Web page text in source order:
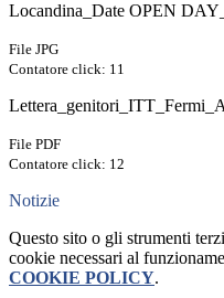
Locandina_Date OPEN
File JPG
Contatore click: 11
File PDF
Contatore click: 12
Notizie
Questo sito o gli strumenti
cookie necessari al
COOKIE POLICY.